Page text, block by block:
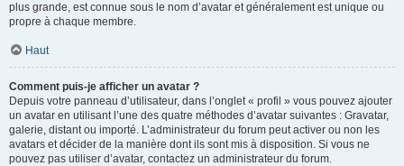
plus grande, est connue sous le nom d’avatar et généralement est unique ou
propre à chaque membre.
Haut
Comment puis-je afficher un avatar ?
Depuis votre panneau d’utilisateur, dans l’onglet « profil » vous pouvez ajouter
un avatar en utilisant l’une des quatre méthodes d’avatar suivantes : Gravatar,
galerie, distant ou importé. L’administrateur du forum peut activer ou non les
avatars et décider de la manière dont ils sont mis à disposition. Si vous ne
pouvez pas utiliser d’avatar, contactez un administrateur du forum.